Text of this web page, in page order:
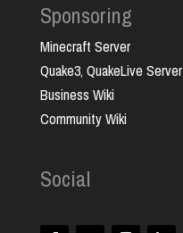
Sponsoring
Minecraft Server
Quake3, QuakeLive Server
Business Wiki
Community Wiki
Social